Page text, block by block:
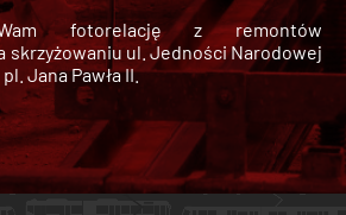
Wam fotorelację z remontów
skrzyżowaniu ul. Jedności Narodowej
Jana Pawła II.